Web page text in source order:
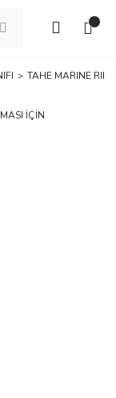
TAHE MARINE